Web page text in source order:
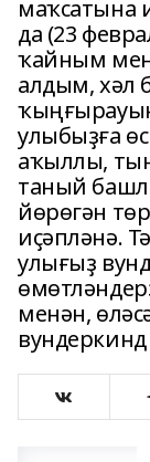
маҡсатына
да (23
ҡайным
алдым, хәл
улыбыҙға
аҡыллы,
таный
йөрөгән
иҫәпләнә.
улығыҙ
менән,
вундеркинд